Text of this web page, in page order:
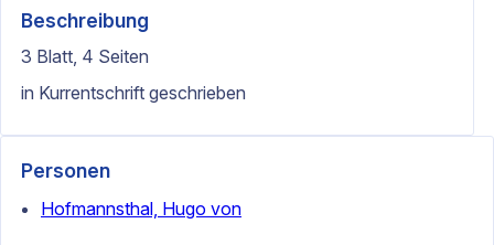
Beschreibung
3 Blatt, 4 Seiten
in Kurrentschrift geschrieben
Personen
Hofmannsthal, Hugo von